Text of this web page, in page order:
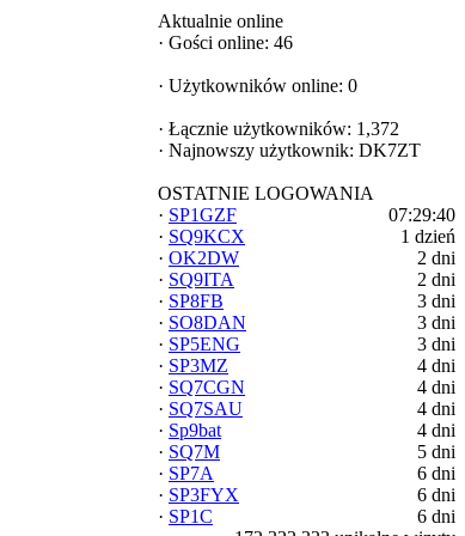
Aktualnie online
· Gości online: 46
· Użytkowników online: 0
· Łącznie użytkowników: 1,372
· Najnowszy użytkownik: DK7ZT
OSTATNIE LOGOWANIA
· SP1GZF
07:29:40
· SQ9KCX
1 dzień
· OK2DW
2 dni
· SQ9ITA
2 dni
· SP8FB
3 dni
· SO8DAN
3 dni
· SP5ENG
3 dni
· SP3MZ
4 dni
· SQ7CGN
4 dni
· SQ7SAU
4 dni
· Sp9bat
4 dni
· SQ7M
5 dni
· SP7A
6 dni
· SP3FYX
6 dni
· SP1C
6 dni